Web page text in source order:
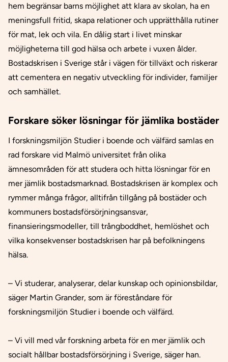
hem begränsar barns möjlighet att klara av skolan, ha en
meningsfull fritid, skapa relationer och upprätthålla rutiner
för mat, lek och vila. En dålig start i livet minskar
möjligheterna till god hälsa och arbete i vuxen ålder.
Bostadskrisen i Sverige står i vägen för tillväxt och riskerar
att cementera en negativ utveckling för individer, familjer
och samhället.
Forskare söker lösningar för jämlika bostäder
I forskningsmiljön Studier i boende och välfärd samlas en
rad forskare vid Malmö universitet från olika
ämnesområden för att studera och hitta lösningar för en
mer jämlik bostadsmarknad. Bostadskrisen är komplex och
rymmer många frågor, alltifrån tillgång på bostäder och
kommuners bostadsförsörjningsansvar,
finansieringsmodeller, till trångboddhet, hemlöshet och
vilka konsekvenser bostadskrisen har på befolkningens
hälsa.
– Vi studerar, analyserar, delar kunskap och opinionsbildar,
säger Martin Grander, som är föreståndare för
forskningsmiljön Studier i boende och välfärd.
– Vi vill med vår forskning arbeta för en mer jämlik och
socialt hållbar bostadsförsörjning i Sverige, säger han.